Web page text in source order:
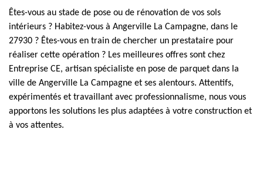
Êtes-vous au stade de pose ou de rénovation de vos sols
intérieurs ? Habitez-vous à Angerville La Campagne, dans le
27930 ? Êtes-vous en train de chercher un prestataire pour
réaliser cette opération ? Les meilleures offres sont chez
Entreprise CE, artisan spécialiste en pose de parquet dans la
ville de Angerville La Campagne et ses alentours. Attentifs,
expérimentés et travaillant avec professionnalisme, nous vous
apportons les solutions les plus adaptées à votre construction et
à vos attentes.